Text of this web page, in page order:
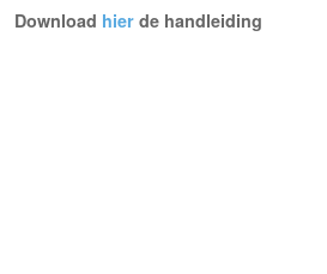
Download hier de handleiding